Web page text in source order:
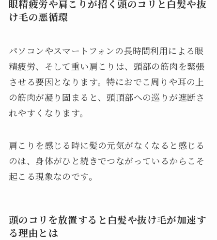
眼精疲労や肩こりが招く頭のコリと白髪や抜
け毛の悪循環
パソコンやスマートフォンの長時間利用による眼
精疲労、そして重い肩こりは、頭部の筋肉を緊張
させる要因となります。特におでこ周りや耳の上
の筋肉が凝り固まると、頭頂部への巡りが遮断さ
れやすくなります。
肩こりを感じる時に髪の元気がなくなると感じる
のは、身体がひと続きでつながっているからこそ
起こる現象なのです。
頭のコリを放置すると白髪や抜け毛が加速す
る理由とは